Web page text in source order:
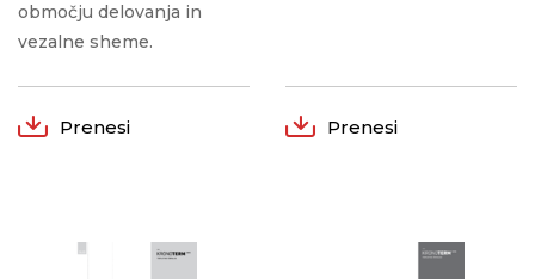
območju delovanja in
vezalne sheme.
Prenesi Prenesi